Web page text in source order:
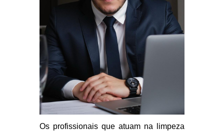
Os profissionais que atuam na limpeza